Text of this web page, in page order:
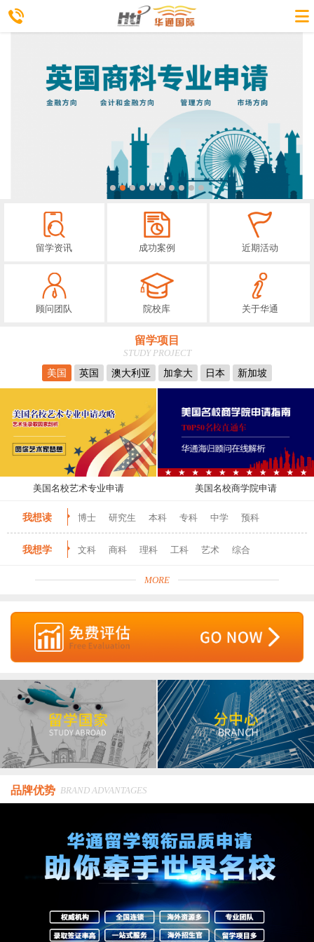
留学资讯 成功案例 近期活动
顾问团队 院校库 关于华通
留学项目
STUDY PROJECT
美国
英国 澳大利亚 加拿大 日本 新加坡
美国名校艺术专业申请 美国名校商学院申请
我想读 博士 研究生 本科 专科 中学 预科
我想学 文科 商科 理科 工科 艺术 综合
MORE
品牌优势 BRAND ADVANTAGES